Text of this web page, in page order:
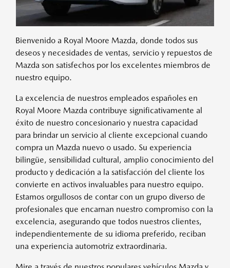
Bienvenido a Royal Moore Mazda, donde todos sus
deseos y necesidades de ventas, servicio y repuestos de
Mazda son satisfechos por los excelentes miembros de
nuestro equipo.
La excelencia de nuestros empleados españoles en
Royal Moore Mazda contribuye significativamente al
éxito de nuestro concesionario y nuestra capacidad
para brindar un servicio al cliente excepcional cuando
compra un Mazda nuevo o usado. Su experiencia
bilingüe, sensibilidad cultural, amplio conocimiento del
producto y dedicación a la satisfacción del cliente los
convierte en activos invaluables para nuestro equipo.
Estamos orgullosos de contar con un grupo diverso de
profesionales que encarnan nuestro compromiso con la
excelencia, asegurando que todos nuestros clientes,
independientemente de su idioma preferido, reciban
una experiencia automotriz extraordinaria.